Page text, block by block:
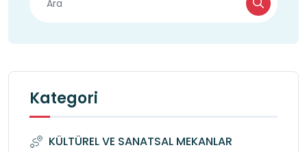
Kategori
KÜLTÜREL VE SANATSAL MEKANLAR